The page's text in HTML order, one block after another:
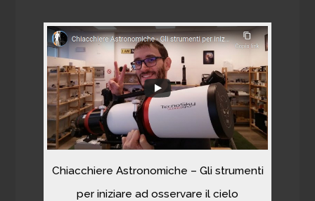
Chiacchiere Astronomiche – Gli strumenti
per iniziare ad osservare il cielo